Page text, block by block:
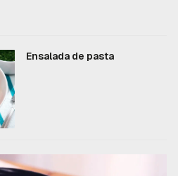
Ensalada de pasta